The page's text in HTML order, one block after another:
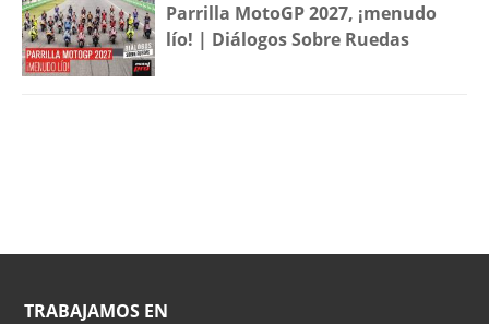
Parrilla MotoGP 2027, ¡menudo
lío! | Diálogos Sobre Ruedas
TRABAJAMOS EN